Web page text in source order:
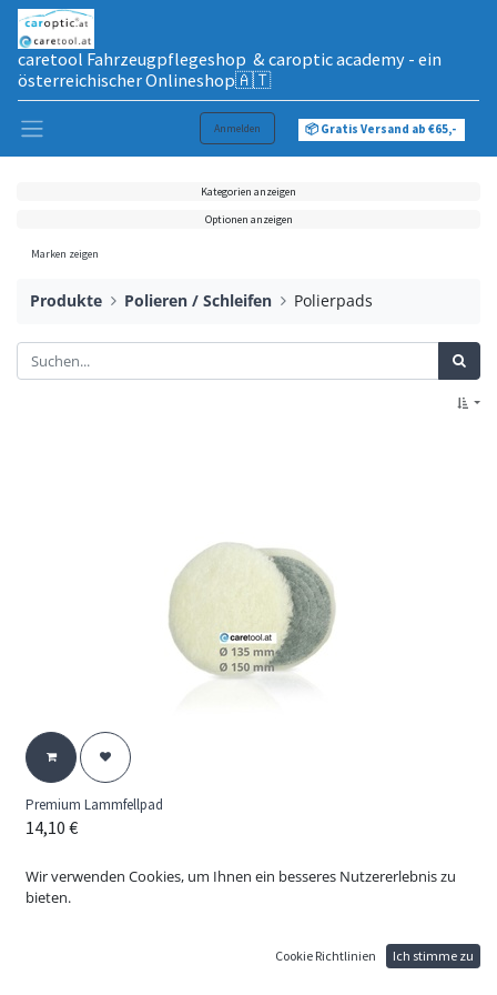
caretool Fahrzeugpflegeshop & caroptic academy - ein
österreichischer Onlineshop🇦🇹
Anmelden 📦 Gratis Versand ab €65,-
Kategorien anzeigen
Optionen anzeigen
Marken zeigen
Produkte Polieren / Schleifen Polierpads
Premium Lammfellpad
14,10 €
Lacken. Fertigung aus dichten, ausgewählten Lammfellen.
Wir verwenden Cookies, um Ihnen ein besseres Nutzererlebnis zu
bieten.
Cookie Richtlinien Ich stimme zu